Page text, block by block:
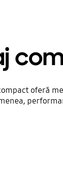
oferă